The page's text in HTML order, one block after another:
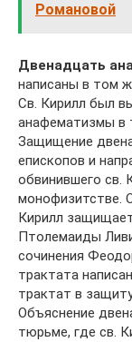
Романовой
Двенадцать
написаны в том
Св. Кирилл был
анафематизмы в
Защищение
епископов и
обвинившего св.
монофизитстве.
Кирилл
Птолемаиды
сочинения
трактата
трактат в
Объяснение
тюрьме, где св.